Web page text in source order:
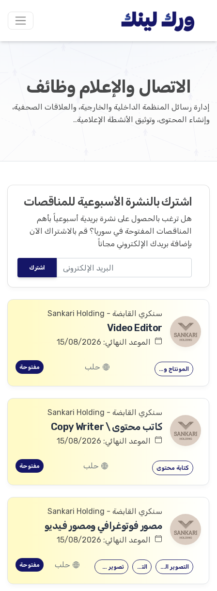
الاتصال والإعلام وظائف
إدارة رسائل المنظمة الداخلية والخارجية، والعلاقات الصحفية،
وإنشاء المحتوى، وتوثيق الأنشطة الإعلامية..
اشترك بالنشرة الأسبوعية للمناقصات
هل ترغب بالحصول على نشرة بريدية أسبوعياً بأهم
المناقصات المفتوحة في سوريا؟ قم بالاشتراك الآن
بإضافة بريدك الإلكتروني مجاناً
اشترك
سنكري القابضة - Sankari Holding
Video Editor
الموعد النهائي: 15/08/2026
المونتاج و… حلب مفتوحة
سنكري القابضة - Sankari Holding
كاتب محتوى \ Copy Writer
الموعد النهائي: 15/08/2026
كتابة محتوى حلب مفتوحة
سنكري القابضة - Sankari Holding
مصور فوتوغرافي ومصور فيديو
الموعد النهائي: 15/08/2026
تصوير فوتوغرافي التصوير التصوير الفوتوغرافي حلب مفتوحة